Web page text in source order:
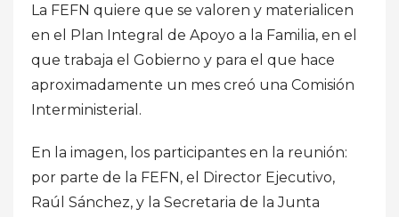
La FEFN quiere que se valoren y materialicen
en el Plan Integral de Apoyo a la Familia, en el
que trabaja el Gobierno y para el que hace
aproximadamente un mes creó una Comisión
Interministerial.
En la imagen, los participantes en la reunión:
por parte de la FEFN, el Director Ejecutivo,
Raúl Sánchez, y la Secretaria de la Junta